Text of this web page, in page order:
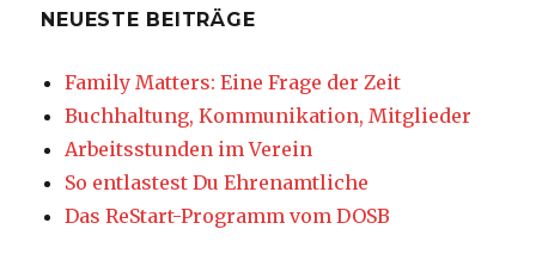
NEUESTE BEITRÄGE
Family Matters: Eine Frage der Zeit
Buchhaltung, Kommunikation, Mitglieder
Arbeitsstunden im Verein
So entlastest Du Ehrenamtliche
Das ReStart-Programm vom DOSB